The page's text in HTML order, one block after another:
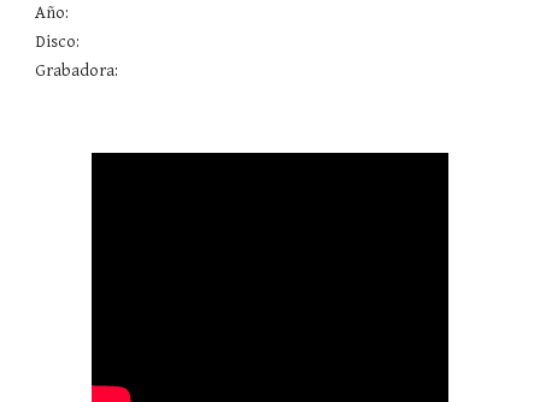
Año:
Disco:
Grabadora: